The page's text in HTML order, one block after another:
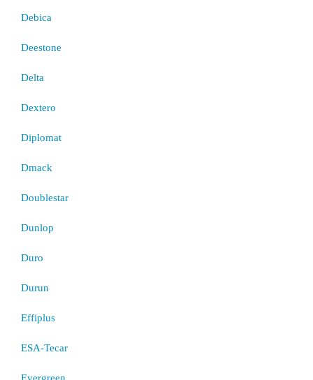
Debica
Deestone
Delta
Dextero
Diplomat
Dmack
Doublestar
Dunlop
Duro
Durun
Effiplus
ESA-Tecar
Evergreen